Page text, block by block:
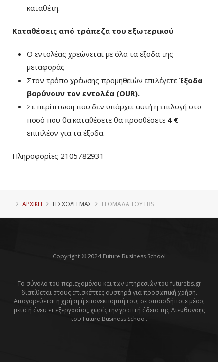
καταθέτη.
Καταθέσεις από τράπεζα του εξωτερικού
Ο εντολέας χρεώνεται με όλα τα έξοδα της
μεταφοράς
Στον τρόπο χρέωσης προμηθειών επιλέγετε Έξοδα
βαρύνουν τον εντολέα (ΟUR).
Σε περίπτωση που δεν υπάρχει αυτή η επιλογή στο
ποσό που θα καταθέσετε θα προσθέσετε 4 €
επιπλέον για τα έξοδα.
Πληροφορίες 2105782931
ΑΡΧΙΚΗ Η ΣΧΟΛΗ ΜΑΣ Η ΟΜΑΔΑ ΤΟΥ FBS
Copyright © 2024 Future Business School
Το σύνολο του περιεχομένου και των υπηρεσιών του futurebs.gr
διατίθεται στους επισκέπτες αυστηρά για προσωπική χρήση.
Απαγορεύεται η χρήση ή επανεκπομπή του, σε οποιοδήποτε μέσο,
μετά ή άνευ επεξεργασίας, χωρίς την γραπτή άδεια της Διεύθυνσης
του Future Business School.